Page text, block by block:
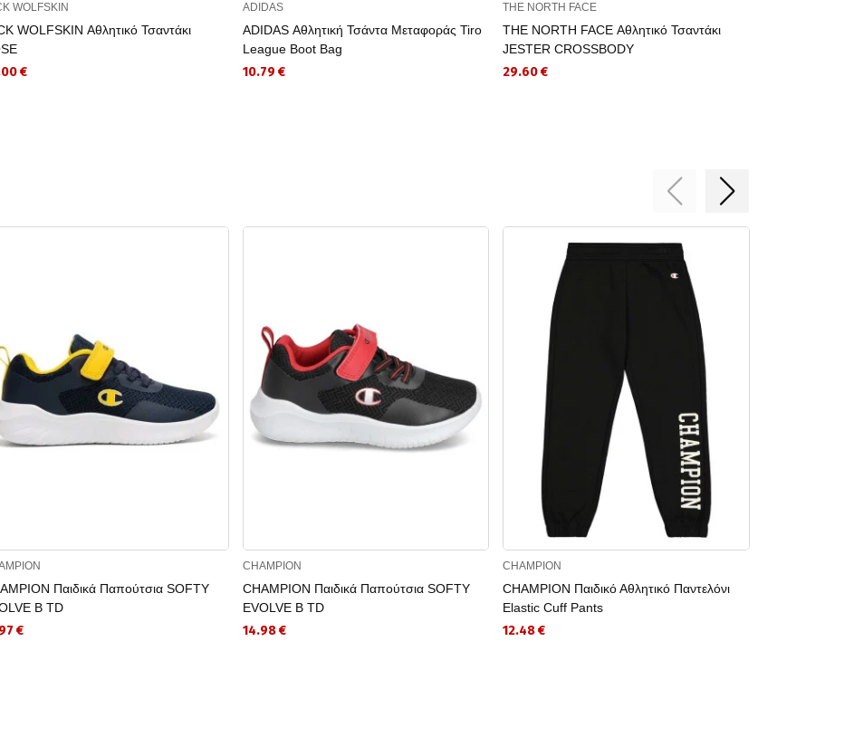
WOLFSKIN
WOLFSKIN Αθλητικό Τσαντάκι
€
ADIDAS
ADIDAS Αθλητική Τσάντα Μεταφοράς Tiro
League Boot Bag
10.79 €
THE NORTH FACE
THE NORTH FACE Αθλητικό Τσαντάκι
JESTER CROSSBODY
29.60 €
Παιδικά Παπούτσια SOFTY
B TD
€
CHAMPION
CHAMPION Παιδικά Παπούτσια SOFTY
EVOLVE B TD
14.98 €
CHAMPION
CHAMPION Παιδικό Αθλητικό Παντελόνι
Elastic Cuff Pants
12.48 €